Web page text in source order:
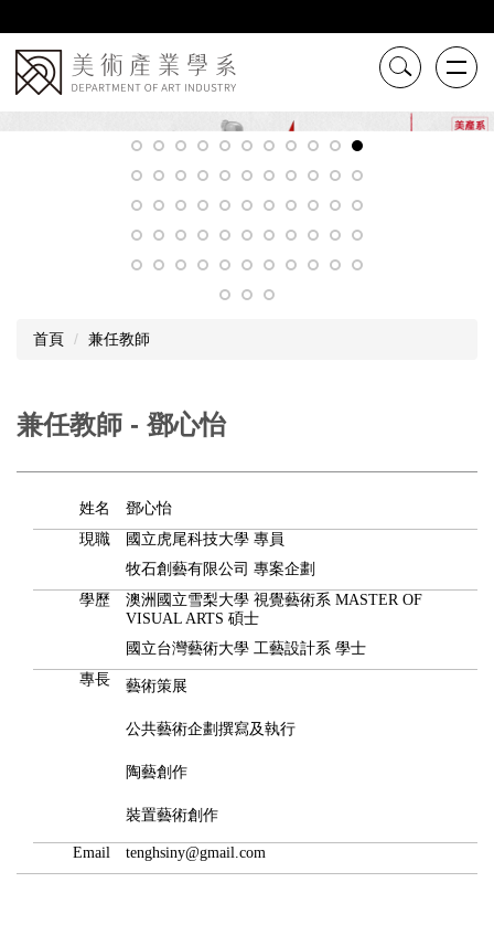
到
主
要
內
容
首頁 兼任教師
兼任教師 - 鄧心怡
姓名
鄧心怡
現職
國立虎尾科技大學 專員
牧石創藝有限公司 專案企劃
學歷
澳洲國立雪梨大學 視覺藝術系 MASTER OF
VISUAL ARTS 碩士
國立台灣藝術大學 工藝設計系 學士
專長
藝術策展
公共藝術企劃撰寫及執行
陶藝創作
裝置藝術創作
Email tenghsiny@gmail.com